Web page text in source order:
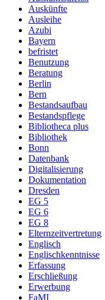
Auskünfte
Ausleihe
Azubi
Bayern
befristet
Benutzung
Beratung
Berlin
Bern
Bestandsaufbau
Bestandspflege
Bibliotheca plus
Bibliothek
Bonn
Datenbank
Digitalisierung
Dokumentation
Dresden
EG 5
EG 6
EG 8
Elternzeitvertretung
Englisch
Englischkenntnisse
Erfassung
Erschließung
Erwerbung
FaMI